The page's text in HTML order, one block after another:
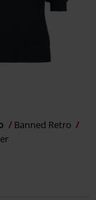
Banned Retro